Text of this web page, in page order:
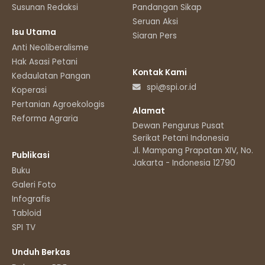
Susunan Redaksi
Isu Utama
Anti Neoliberalisme
Hak Asasi Petani
Kedaulatan Pangan
Koperasi
Pertanian Agroekologis
Reforma Agraria
Publikasi
Buku
Galeri Foto
Infografis
Tabloid
SPI TV
Unduh Berkas
Pandangan Sikap
Seruan Aksi
Siaran Pers
Kontak Kami
spi@spi.or.id
Alamat
Dewan Pengurus Pusat
Serikat Petani Indonesia
Jl. Mampang Prapatan XIV, No.11
Jakarta - Indonesia 12790